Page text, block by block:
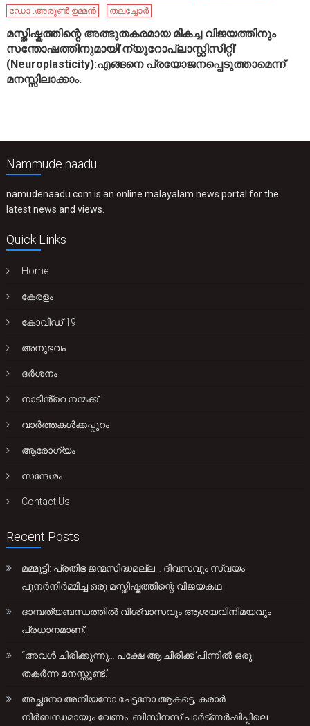
ഡോ .അരുൺ ഉമ്മൻ
തലച്ചോർ
മസ്തിഷ്കത്തിന്റെ അത്ഭുതകരമായ മികച്ച വിജയത്തിനും
സന്തോഷത്തിനുമായി’ന്യൂറോപ്ലാസ്റ്റിസിറ്റി’
(Neuroplasticity):എങ്ങനെ പ്രയോജനപ്പെടുത്താമെന്ന്
മനസ്സിലാക്കാം.
Nammude naadu
namudenaadu.com is an online malayalam news portal for the
latest news and views.
Quick Links
Home
കേരളം
കോവിഡ് 19
അനുഭവം
ദർശനം
നാടിൻ്റെ നന്മക്ക്
വാർത്തകൾക്കപ്പുറം
ആരോഗ്യം
സന്ദേശം
Contact Us
Recent Posts
മമ്മൂട്ടി: പ്രതിഭ ജന്മസിദ്ധമല്ല… ദിവസവും സ്വയം
പുനർനിർമ്മിച്ച ഒരു മസ്തിഷ്കത്തിന്റെ വിജയകഥ
ദാമ്പത്യബന്ധത്തിൽ വിശ്വാസവും ആശയവിനിമയവും
പ്രധാനമാണ്.
“അവൾ ചിരിക്കുന്നു… പക്ഷേ ആ ചിരിക്ക് പിന്നിൽ ഒരു
തകർന്ന മനസ്സുണ്ട്.”
അച്ഛനോ അനിയനോ ചേട്ടനോ ആകട്ടെ, കരാർ
നിർബന്ധമായും വേണം |ബിസിനസ് പാർട്ണർഷിപ്പിലെ